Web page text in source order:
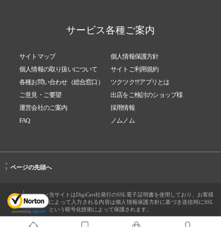
サービス各種ご案内
サイトマップ
個人情報保護方針
個人情報の取り扱いについて
サイトご利用規約
各種お問い合わせ（総合窓口）
ツクツク!!!アプリとは
ご意見・ご要望
出店をご検討のショップ様
運営会社のご案内
採用情報
FAQ
ノムノム
-
↑ ページの先頭へ
当サイトはDigiCert社発行のSSL電子証明書を使用しており、お客様
によって入力される内容は個人情報保護方針に基づき送信時にSSL
という暗号化技術によって保護されます。